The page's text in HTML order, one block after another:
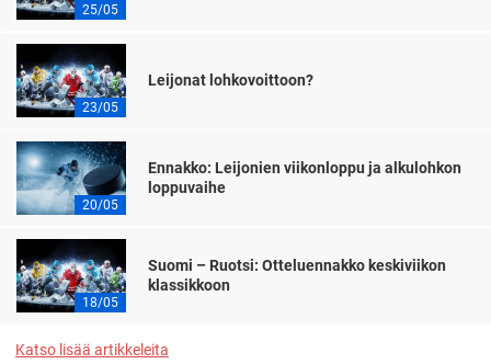
25/05
23/05
Leijonat lohkovoittoon?
20/05
Ennakko: Leijonien viikonloppu ja alkulohkon
loppuvaihe
18/05
Suomi – Ruotsi: Otteluennakko keskiviikon
klassikkoon
Katso lisää artikkeleita